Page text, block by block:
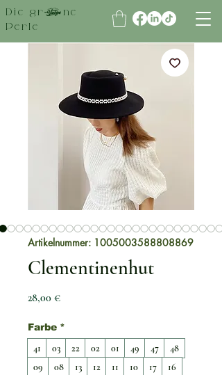
Die grüne
Perle
Artikelnummer: 1005003588808869
Clementinenhut
28,00 €Preis
Farbe *
41 03 22 02 01 49 47
48
09
08 13 12 11 10 17
16